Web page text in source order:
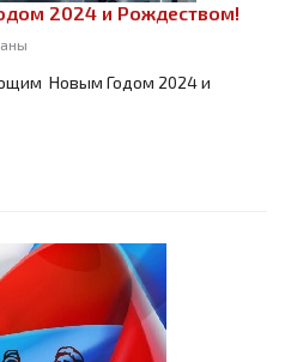
2024 и Рождеством!
Новым Годом 2024 и